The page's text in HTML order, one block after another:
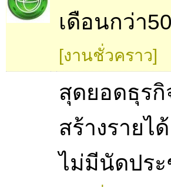
เดือนกว่า
[งานชั่วคราว]
สุดยอดธุรกิ
สร้างรายไ
ไม่มีนัดปร